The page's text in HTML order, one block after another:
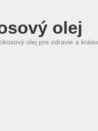
olej
olej pre zdravie a krásu